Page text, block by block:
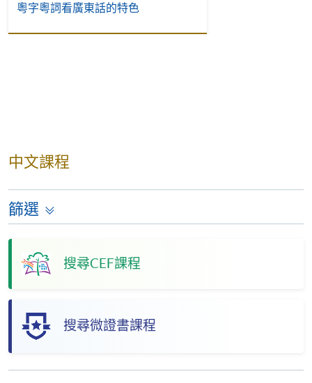
粵字粵詞看廣東話的特色
中文課程
篩選
搜尋CEF課程
搜尋微證書課程